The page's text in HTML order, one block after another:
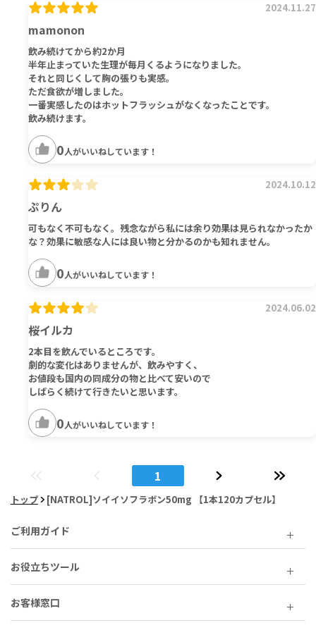
mamonon
2024.11.27
飲み続けてから約2か月
半年止まっていた生理が毎月くるようになりました。
それと同じくして胸の張りも実感。
ただ食欲が増しました。
一番実感したのはホットフラッシュがなくなったことです。
飲み続けます。
0人がいいねしています！
ぷりん
2024.10.12
可もなく不可もなく。残念ながら私には余り効果は見られなかったか
な？効果に敏感な人には良い物と分かるのかも知れません。
0人がいいねしています！
桜イルカ
2024.06.02
2本目を飲んでいるところです。
劇的な変化はありませんが、飲みやすく、
お値段も国内の同成分の物と比べて安いので
しばらく続けて行きたいと思います。
0人がいいねしています！
1
トップ [NATROL]ソイイソフラボン50mg 【1本120カプセル】
ご利用ガイド
お役立ちツール
お客様窓口